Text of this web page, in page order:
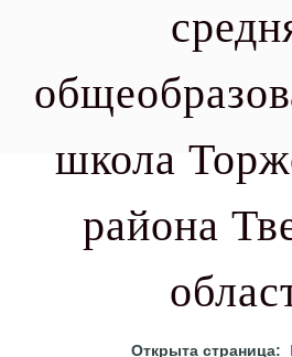
школа
района
Открыта страница: